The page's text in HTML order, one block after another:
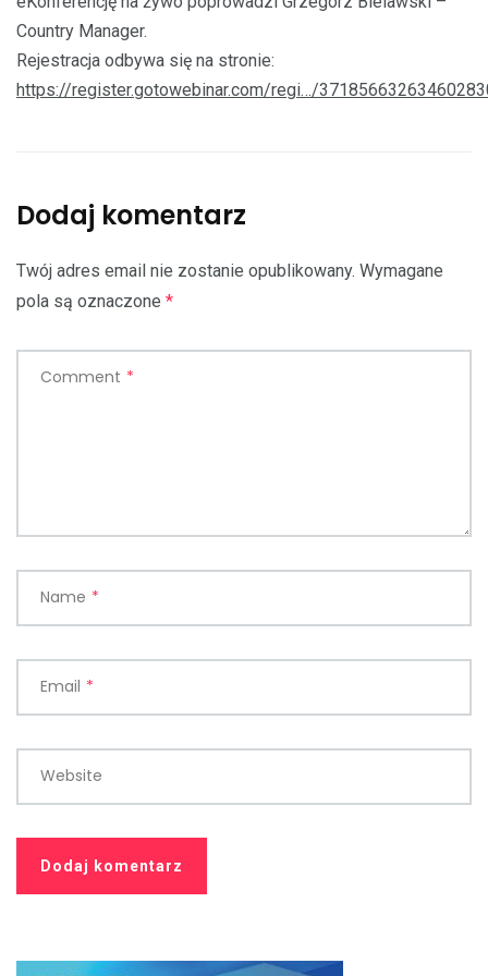
Country Manager.
Rejestracja odbywa się na stronie:
https://register.gotowebinar.com/regi…/
Dodaj komentarz
Twój adres email nie zostanie opublikowany. Wymagane
pola są oznaczone *
Comment *
Name *
Email *
Website